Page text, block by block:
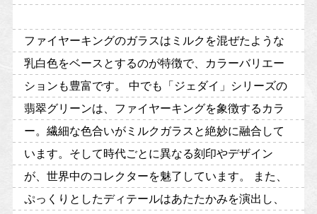
ファイヤーキングのガラスはミルクを混ぜたような
乳白色をベースとするのが特徴で、カラーバリエー
ションも豊富です。 中でも「ジェダイ」シリーズの
翡翠グリーンは、ファイヤーキングを象徴するカラ
ー。繊細な色合いがミルクガラスと絶妙に融合して
います。そして時代ごとに異なる刻印やデザイン
が、世界中のコレクターを魅了しています。 また、
ぷっくりとしたディテールはあたたかみを演出し、